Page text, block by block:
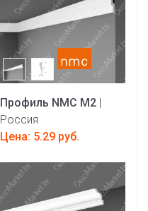
Профиль NMC M2 |
Россия
Цена: 5.29 руб.